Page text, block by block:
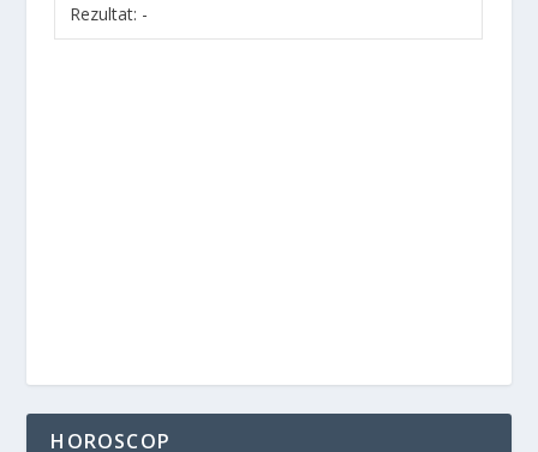
Rezultat: -
HOROSCOP